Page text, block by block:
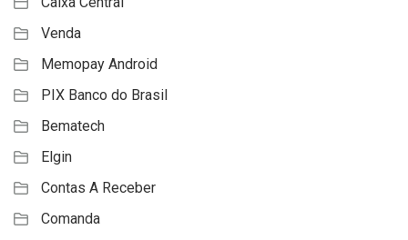
Venda
Memopay Android
PIX Banco do Brasil
Bematech
Elgin
Contas A Receber
Comanda